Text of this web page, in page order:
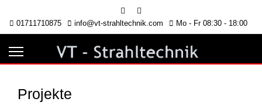
01711710875 info@vt-strahltechnik.com Mo - Fr 08:30 - 18:00
Projekte